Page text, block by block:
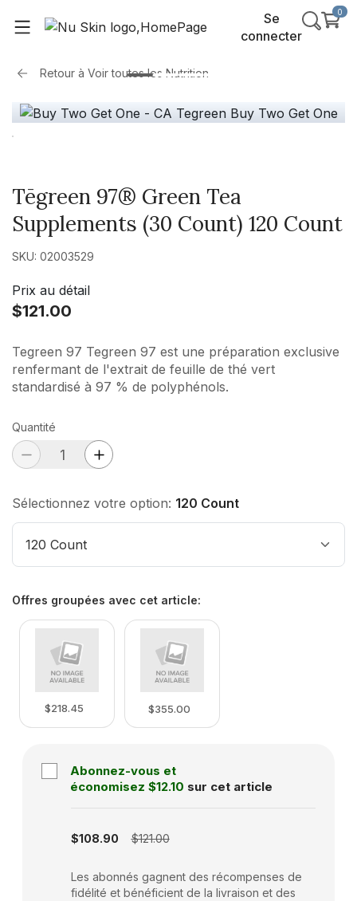
Se
connecter
0
Retour à Voir toutes les Nutrition
Tēgreen 97® Green Tea
Supplements (30 Count) 120 Count
SKU: 02003529
Prix au détail
$121.00
Tegreen 97 Tegreen 97 est une préparation exclusive
renfermant de l'extrait de feuille de thé vert
standardisé à 97 % de polyphénols.
Quantité
Sélectionnez votre option: 120 Count
120 Count
Offres groupées avec cet article:
$218.45 $355.00
Abonnez-vous et
économisez $12.10 sur cet article
$108.90 $121.00
Les abonnés gagnent des récompenses de
fidélité et bénéficient de la livraison et des